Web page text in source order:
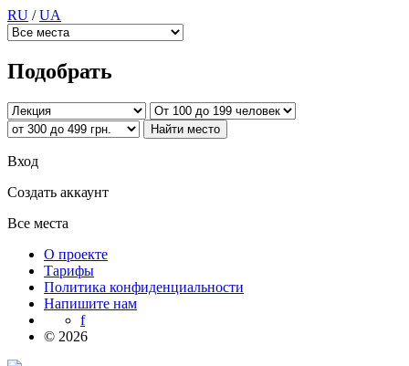
RU /UA
Подобрать
Вход
Создать аккаунт
Все места
О проекте
Тарифы
Политика конфиденциальности
Напишите нам
f
© 2026